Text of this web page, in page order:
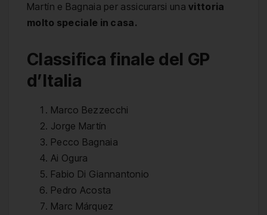
Martín e Bagnaia per assicurarsi unavittoria
molto speciale in casa.
Classifica finale del GP
d’Italia
Marco Bezzecchi
Jorge Martín
Pecco Bagnaia
Ai Ogura
Fabio Di Giannantonio
Pedro Acosta
Marc Márquez